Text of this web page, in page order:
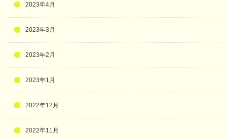
2023年4月
2023年3月
2023年2月
2023年1月
2022年12月
2022年11月